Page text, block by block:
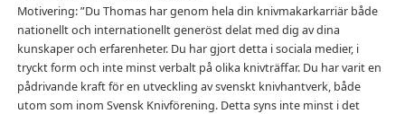
Motivering: ”Du Thomas har genom hela din knivmakarkarriär både
nationellt och internationellt generöst delat med dig av dina
kunskaper och erfarenheter. Du har gjort detta i sociala medier, i
tryckt form och inte minst verbalt på olika knivträffar. Du har varit en
pådrivande kraft för en utveckling av svenskt knivhantverk, både
utom som inom Svensk Knivförening. Detta syns inte minst i det